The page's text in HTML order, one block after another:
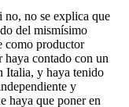
no, no se explica que
del mismísimo
como productor
contado con un
Italia, y haya tenido
y
haya que poner en